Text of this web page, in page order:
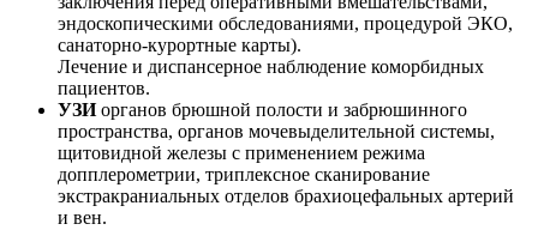
эндоскопическими обследованиями, процедурой ЭКО,
санаторно-курортные карты).
Лечение и диспансерное наблюдение коморбидных
пациентов.
УЗИорганов брюшной полости и забрюшинного
пространства, органов мочевыделительной системы,
щитовидной железы с применением режима
допплерометрии, триплексное сканирование
экстракраниальных отделов брахиоцефальных артерий
и вен.